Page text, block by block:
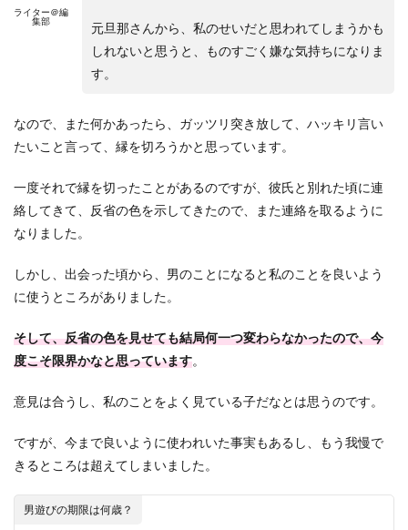
ライター＠編
集部
元旦那さんから、私のせいだと思われてしまうかも
しれないと思うと、ものすごく嫌な気持ちになりま
す。
なので、また何かあったら、ガッツリ突き放して、ハッキリ言い
たいこと言って、縁を切ろうかと思っています。
一度それで縁を切ったことがあるのですが、彼氏と別れた頃に連
絡してきて、反省の色を示してきたので、また連絡を取るように
なりました。
しかし、出会った頃から、男のことになると私のことを良いよう
に使うところがありました。
そして、反省の色を見せても結局何一つ変わらなかったので、今
度こそ限界かなと思っています。
意見は合うし、私のことをよく見ている子だなとは思うのです。
ですが、今まで良いように使われいた事実もあるし、もう我慢で
きるところは超えてしまいました。
男遊びの期限は何歳？